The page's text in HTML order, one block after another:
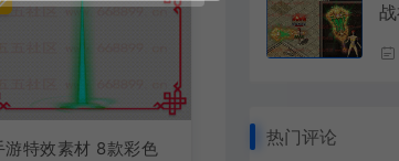
游特效素材 8款彩色
热门评论